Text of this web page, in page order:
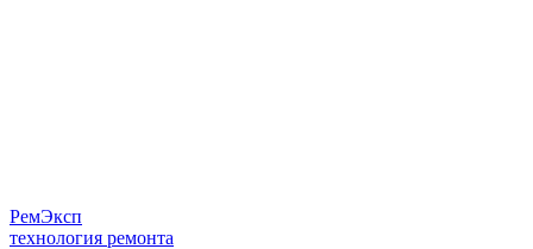
РемЭксп
технология ремонта